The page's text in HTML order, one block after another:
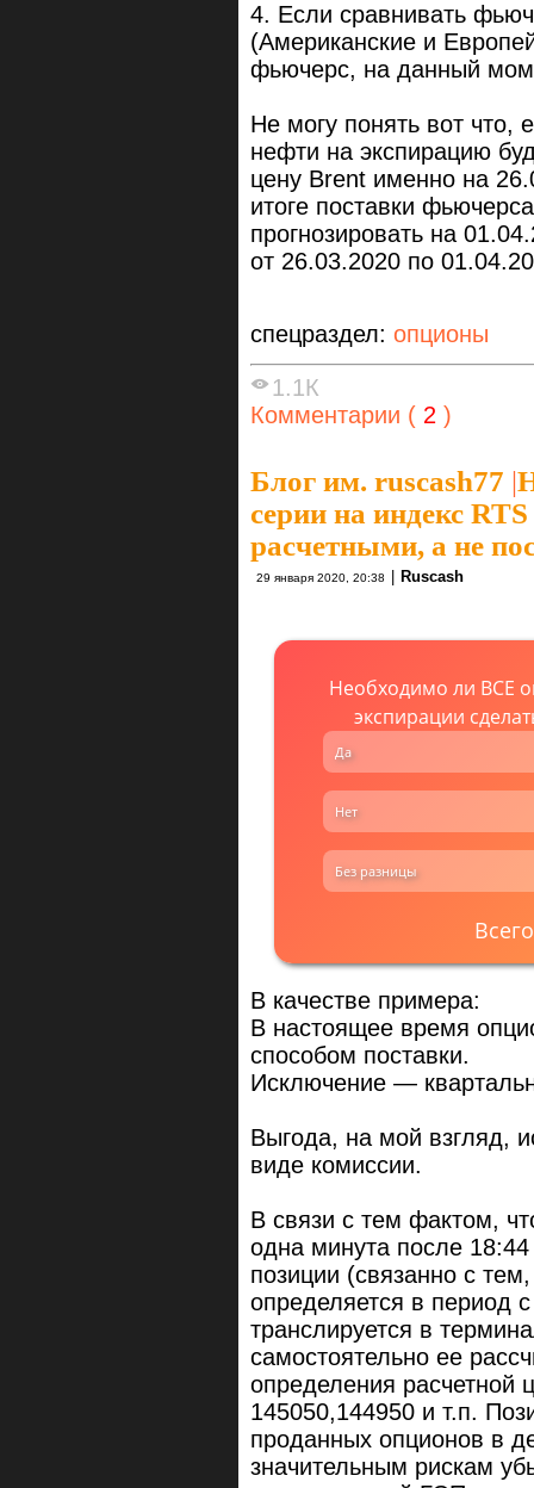
4. Если сравнивать
(Американские и
фьючерс, на данный
Не могу понять вот что,
нефти на экспирацию
цену Brent именно на
итоге поставки
прогнозировать на
от 26.03.2020 по
спецраздел: опционы
1.1К
Комментарии ( 2 )
Блог им. ruscash77 |
серии на индекс
расчетными, а не
29 января 2020, 20:38 | Ruscash
Необходимо ли ВСЕ
экспирации
Да
Нет
Без разницы
В качестве примера:
В настоящее время
способом поставки.
Исключение —
Выгода, на мой взгляд,
виде комиссии.
В связи с тем фактом,
одна минута после
позиции (связанно с
определяется в период
транслируется в
самостоятельно ее
определения расчетной
145050,144950 и т.п.
проданных опционов в
значительным рискам